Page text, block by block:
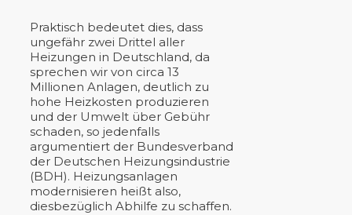
Praktisch bedeutet dies, dass
ungefähr zwei Drittel aller
Heizungen in Deutschland, da
sprechen wir von circa 13
Millionen Anlagen, deutlich zu
hohe Heizkosten produzieren
und der Umwelt über Gebühr
schaden, so jedenfalls
argumentiert der Bundesverband
der Deutschen Heizungsindustrie
(BDH). Heizungsanlagen
modernisieren heißt also,
diesbezüglich Abhilfe zu schaffen.